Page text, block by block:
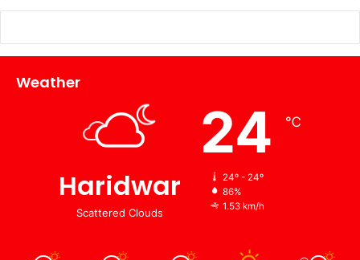
Weather
Haridwar
Scattered Clouds
24 ℃
24º - 24º
86%
1.53 km/h